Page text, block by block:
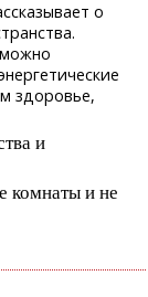
о
здоровье,
и
комнаты и не